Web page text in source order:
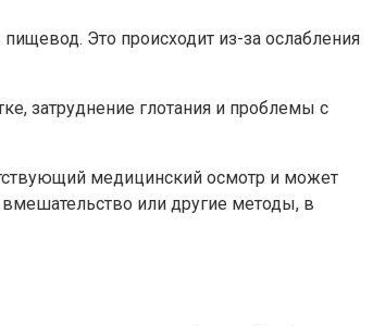
Это происходит из-за ослабления
затруднение глотания и проблемы с
медицинский осмотр и может
или другие методы, в